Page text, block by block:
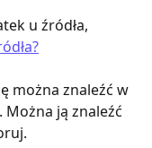
u źródła,
można znaleźć w
ją znaleźć